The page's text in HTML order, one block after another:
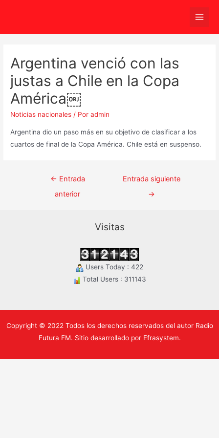
Main
Argentina venció con las
justas a Chile en la Copa
América￼
Noticias nacionales / Poradmin
Argentina dio un paso más en su objetivo de clasificar a los
cuartos de final de la Copa América. Chile está en suspenso.
Navegación
← Entrada
anterior
Entrada siguiente
→
Visitas
Users Today : 422
Total Users : 311143
Copyright © 2022 Todos los derechos reservados del autor Radio
Futura FM. Sitio desarrollado por Efrasystem.